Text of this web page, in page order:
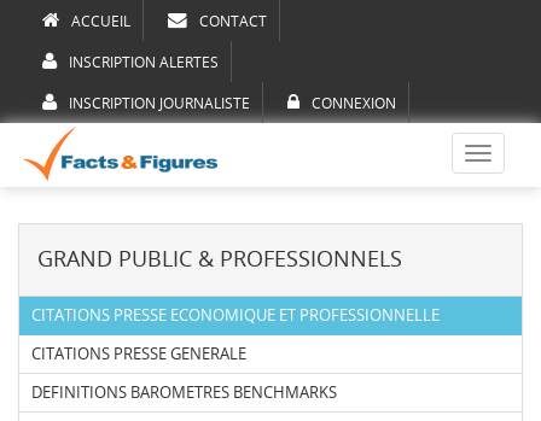
ACCUEIL CONTACT
INSCRIPTION ALERTES
INSCRIPTION JOURNALISTE CONNEXION
Toggle
GRAND PUBLIC & PROFESSIONNELS
CITATIONS PRESSE ECONOMIQUE ET PROFESSIONNELLE
CITATIONS PRESSE GENERALE
DEFINITIONS BAROMETRES BENCHMARKS